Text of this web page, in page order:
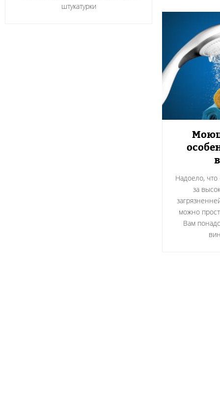
штукатурки
Надоело, что
за
можно
Вам